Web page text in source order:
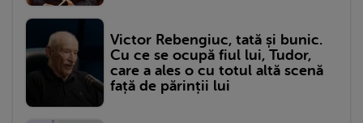
Victor Rebengiuc, tată și bunic.
Cu ce se ocupă fiul lui, Tudor,
care a ales o cu totul altă scenă
față de părinții lui